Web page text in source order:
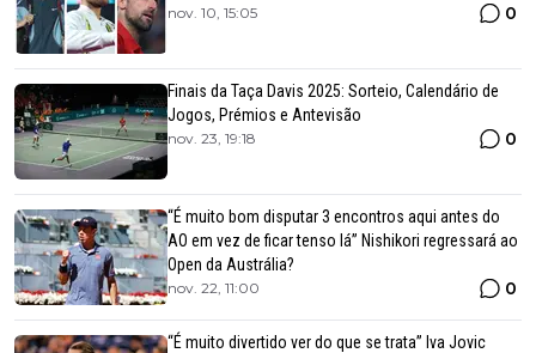
nov. 10, 15:05 0
Finais da Taça Davis 2025: Sorteio, Calendário de
Jogos, Prémios e Antevisão
nov. 23, 19:18 0
“É muito bom disputar 3 encontros aqui antes do
AO em vez de ficar tenso lá” Nishikori regressará ao
Open da Austrália?
nov. 22, 11:00 0
“É muito divertido ver do que se trata” Iva Jovic